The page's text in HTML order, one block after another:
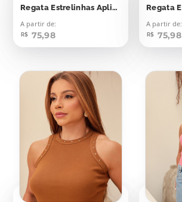
Regata Estrelinhas Aplicação
A partir de:
R$ 75,98
A partir de:
R$ 75,98